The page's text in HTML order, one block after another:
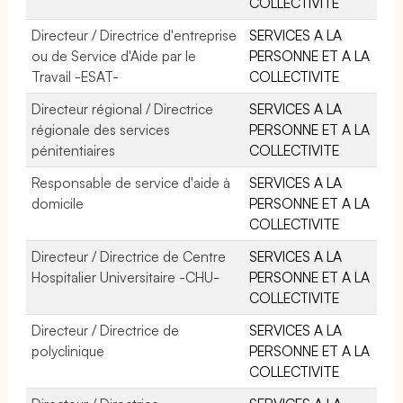
Directeur / Directrice d'entreprise
ou de Service d'Aide par le
Travail -ESAT-
SERVICES A LA
PERSONNE ET A LA
COLLECTIVITE
Directeur régional / Directrice
régionale des services
pénitentiaires
SERVICES A LA
PERSONNE ET A LA
COLLECTIVITE
Responsable de service d'aide à
domicile
SERVICES A LA
PERSONNE ET A LA
COLLECTIVITE
Directeur / Directrice de Centre
Hospitalier Universitaire -CHU-
SERVICES A LA
PERSONNE ET A LA
COLLECTIVITE
Directeur / Directrice de
polyclinique
SERVICES A LA
PERSONNE ET A LA
COLLECTIVITE